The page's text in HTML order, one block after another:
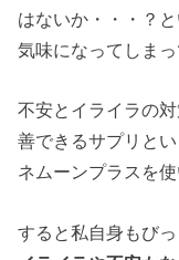
はないか・・・？
気味になってしまっ
不安とイライラの
善できるサプリと
ネムーンプラスを使
すると私自身もび